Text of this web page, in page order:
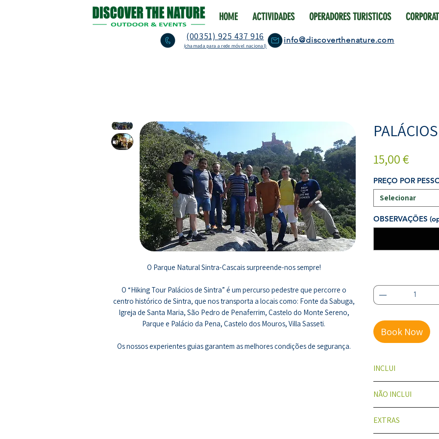
HOME ACTIVIDADES OPERADORES TURISTICOS
(00351) 925 437 916
(chamada para a rede móvel nacional)
info@discoverthenature.com
O Parque Natural Sintra-Cascais surpreende-nos sempre!
O “Hiking Tour Palácios de Sintra” é um percurso pedestre que percorre o
centro histórico de Sintra, que nos transporta a locais como: Fonte da Sabuga,
Igreja de Santa Maria, São Pedro de Penaferrim, Castelo do Monte Sereno,
Parque e Palácio da Pena, Castelo dos Mouros, Villa Sasseti.
Os nossos experientes guias garantem as melhores condições de segurança.
15,00 €Preço
PREÇO POR
Selecionar
OBSERVAÇÕES
Book Now
INCLUI
Uma água por
Seguro de
Fotografias da
NÃO INCLUI
EXTRAS